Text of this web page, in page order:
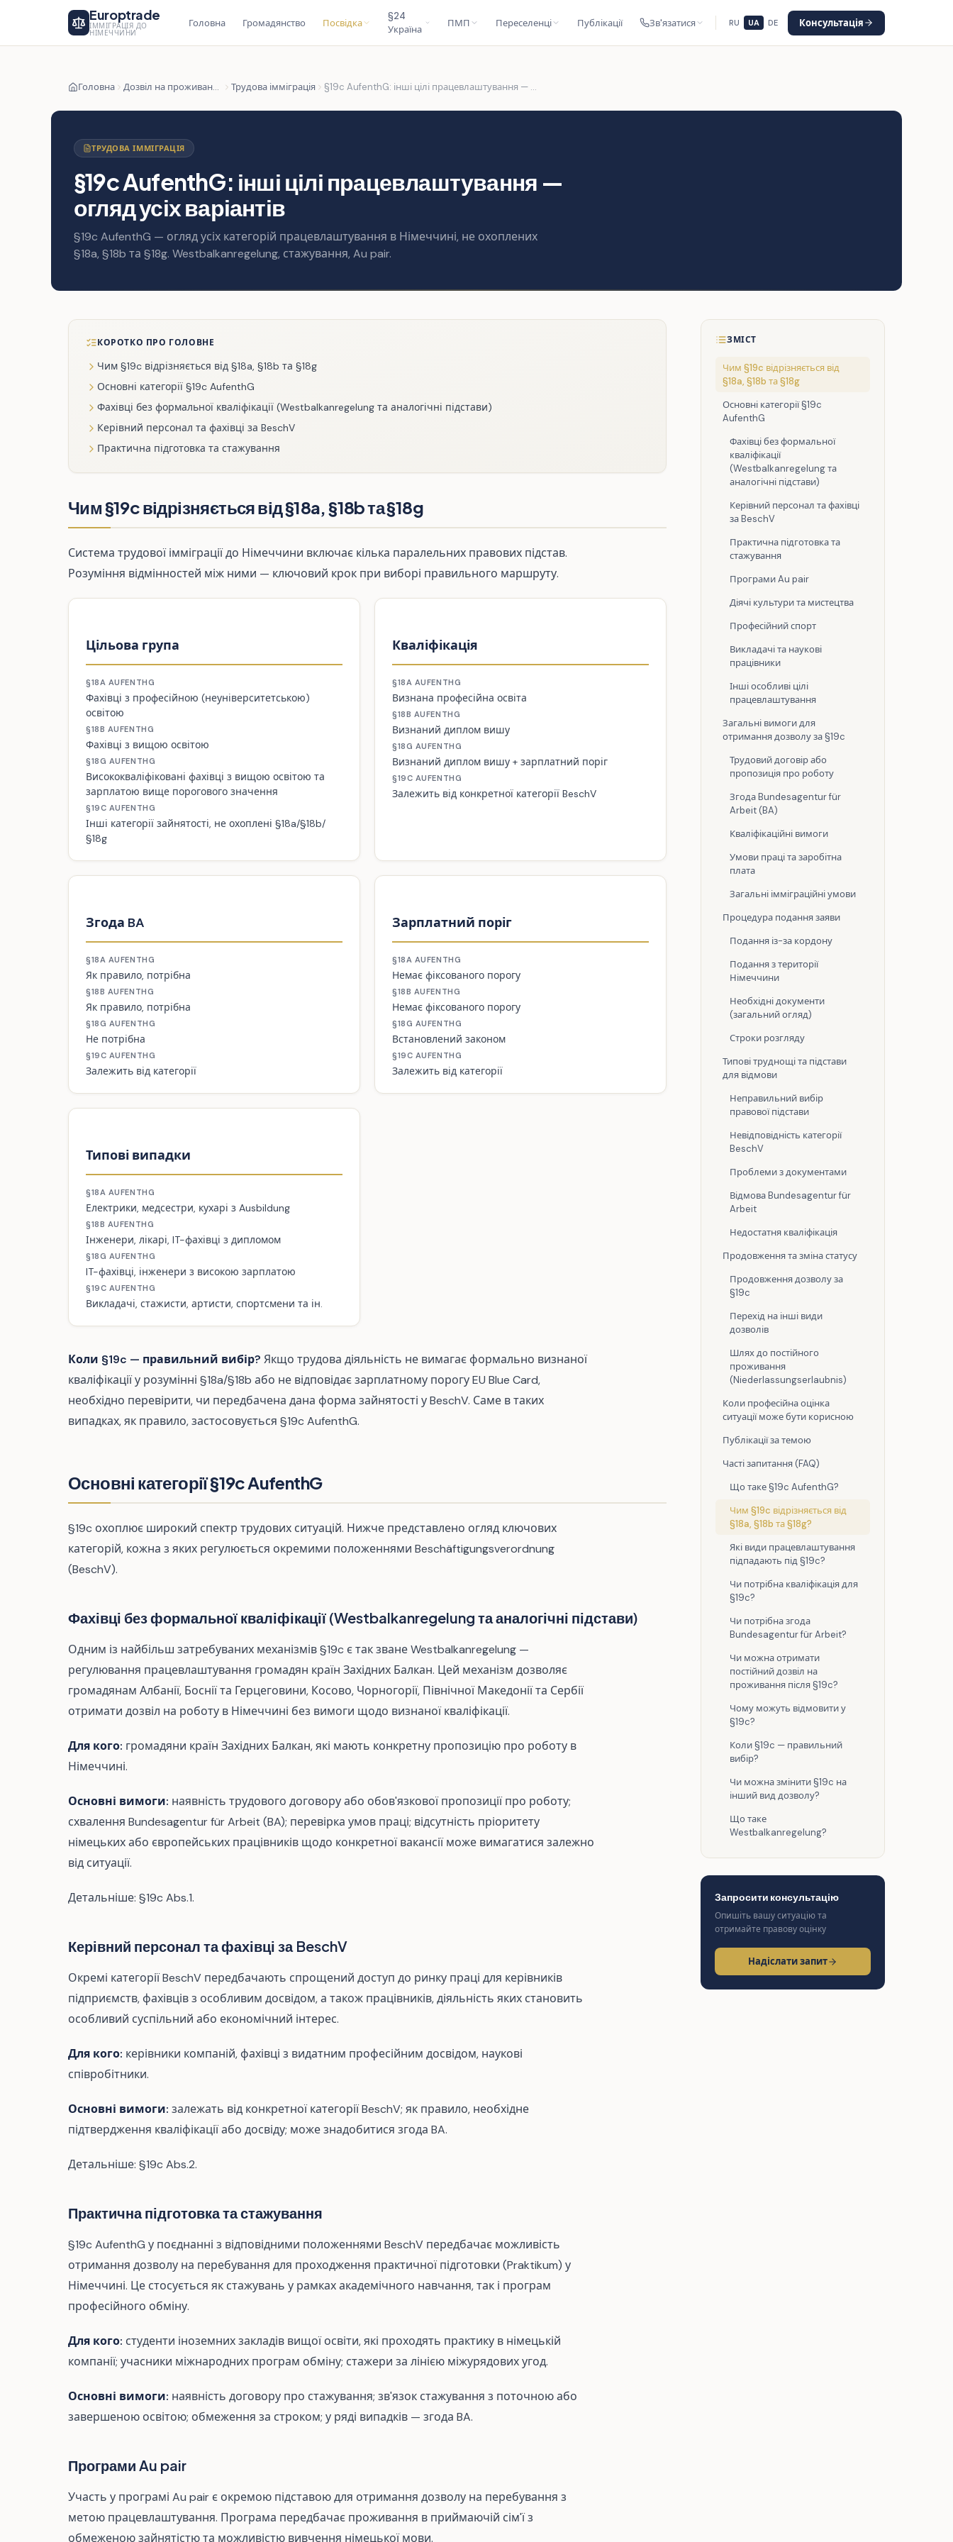
Europtrade
ІММІГРАЦІЯ ДО
НІМЕЧЧИНИ
Головна Громадянство Посвідка
§24
Україна
ПМП Переселенці Публікації Зв'язатися RU UA DE Консультація
Головна Дозвіл на проживання Трудова імміграція §19c AufenthG: інші цілі працевлаштування — огляд усіх варіантів
ТРУДОВА ІММІГРАЦІЯ
§19c AufenthG: інші цілі працевлаштування —
огляд усіх варіантів
§19c AufenthG — огляд усіх категорій працевлаштування в Німеччині, не охоплених
§18a, §18b та §18g. Westbalkanregelung, стажування, Au pair.
КОРОТКО ПРО ГОЛОВНЕ
Чим §19c відрізняється від §18a, §18b та §18g
Основні категорії §19c AufenthG
Фахівці без формальної кваліфікації (Westbalkanregelung та аналогічні підстави)
Керівний персонал та фахівці за BeschV
Практична підготовка та стажування
Чим §19c відрізняється від §18a, §18b та §18g
Система трудової імміграції до Німеччини включає кілька паралельних правових підстав.
Розуміння відмінностей між ними — ключовий крок при виборі правильного маршруту.
Цільова група
§18A AUFENTHG
Фахівці з професійною (неуніверситетською)
освітою
§18B AUFENTHG
Фахівці з вищою освітою
§18G AUFENTHG
Висококваліфіковані фахівці з вищою освітою та
зарплатою вище порогового значення
§19C AUFENTHG
Інші категорії зайнятості, не охоплені §18a/§18b/
§18g
Кваліфікація
§18A AUFENTHG
Визнана професійна освіта
§18B AUFENTHG
Визнаний диплом вишу
§18G AUFENTHG
Визнаний диплом вишу + зарплатний поріг
§19C AUFENTHG
Залежить від конкретної категорії BeschV
Згода BA
§18A AUFENTHG
Як правило, потрібна
§18B AUFENTHG
Як правило, потрібна
§18G AUFENTHG
Не потрібна
§19C AUFENTHG
Залежить від категорії
Зарплатний поріг
§18A AUFENTHG
Немає фіксованого порогу
§18B AUFENTHG
Немає фіксованого порогу
§18G AUFENTHG
Встановлений законом
§19C AUFENTHG
Залежить від категорії
Типові випадки
§18A AUFENTHG
Електрики, медсестри, кухарі з Ausbildung
§18B AUFENTHG
Інженери, лікарі, IT-фахівці з дипломом
§18G AUFENTHG
IT-фахівці, інженери з високою зарплатою
§19C AUFENTHG
Викладачі, стажисти, артисти, спортсмени та ін.
Коли §19c — правильний вибір? Якщо трудова діяльність не вимагає формально визнаної
кваліфікації у розумінні §18a/§18b або не відповідає зарплатному порогу EU Blue Card,
необхідно перевірити, чи передбачена дана форма зайнятості у BeschV. Саме в таких
випадках, як правило, застосовується §19c AufenthG.
Основні категорії §19c AufenthG
§19c охоплює широкий спектр трудових ситуацій. Нижче представлено огляд ключових
категорій, кожна з яких регулюється окремими положеннями Beschäftigungsverordnung
(BeschV).
Фахівці без формальної кваліфікації (Westbalkanregelung та аналогічні підстави)
Одним із найбільш затребуваних механізмів §19c є так зване Westbalkanregelung —
регулювання працевлаштування громадян країн Західних Балкан. Цей механізм дозволяє
громадянам Албанії, Боснії та Герцеговини, Косово, Чорногорії, Північної Македонії та Сербії
отримати дозвіл на роботу в Німеччині без вимоги щодо визнаної кваліфікації.
Для кого: громадяни країн Західних Балкан, які мають конкретну пропозицію про роботу в
Німеччині.
Основні вимоги: наявність трудового договору або обов'язкової пропозиції про роботу;
схвалення Bundesagentur für Arbeit (BA); перевірка умов праці; відсутність пріоритету
німецьких або європейських працівників щодо конкретної вакансії може вимагатися залежно
від ситуації.
Детальніше: §19c Abs.1.
Керівний персонал та фахівці за BeschV
Окремі категорії BeschV передбачають спрощений доступ до ринку праці для керівників
підприємств, фахівців з особливим досвідом, а також працівників, діяльність яких становить
особливий суспільний або економічний інтерес.
Для кого: керівники компаній, фахівці з видатним професійним досвідом, наукові
співробітники.
Основні вимоги: залежать від конкретної категорії BeschV; як правило, необхідне
підтвердження кваліфікації або досвіду; може знадобитися згода BA.
Детальніше: §19c Abs.2.
Практична підготовка та стажування
§19c AufenthG у поєднанні з відповідними положеннями BeschV передбачає можливість
отримання дозволу на перебування для проходження практичної підготовки (Praktikum) у
Німеччині. Це стосується як стажувань у рамках академічного навчання, так і програм
професійного обміну.
Для кого: студенти іноземних закладів вищої освіти, які проходять практику в німецькій
компанії; учасники міжнародних програм обміну; стажери за лінією міжурядових угод.
Основні вимоги: наявність договору про стажування; зв'язок стажування з поточною або
завершеною освітою; обмеження за строком; у ряді випадків — згода BA.
Програми Au pair
Участь у програмі Au pair є окремою підставою для отримання дозволу на перебування з
метою працевлаштування. Програма передбачає проживання в приймаючій сім'ї з
обмеженою зайнятістю та можливістю вивчення німецької мови.
ЗМІСТ
Чим §19c відрізняється від
§18a, §18b та §18g
Основні категорії §19c
AufenthG
Фахівці без формальної
кваліфікації
(Westbalkanregelung та
аналогічні підстави)
Керівний персонал та фахівці
за BeschV
Практична підготовка та
стажування
Програми Au pair
Діячі культури та мистецтва
Професійний спорт
Викладачі та наукові
працівники
Інші особливі цілі
працевлаштування
Загальні вимоги для
отримання дозволу за §19c
Трудовий договір або
пропозиція про роботу
Згода Bundesagentur für
Arbeit (BA)
Кваліфікаційні вимоги
Умови праці та заробітна
плата
Загальні імміграційні умови
Процедура подання заяви
Подання із-за кордону
Подання з території
Німеччини
Необхідні документи
(загальний огляд)
Строки розгляду
Типові труднощі та підстави
для відмови
Неправильний вибір
правової підстави
Невідповідність категорії
BeschV
Проблеми з документами
Відмова Bundesagentur für
Arbeit
Недостатня кваліфікація
Продовження та зміна статусу
Продовження дозволу за
§19c
Перехід на інші види
дозволів
Шлях до постійного
проживання
(Niederlassungserlaubnis)
Коли професійна оцінка
ситуації може бути корисною
Публікації за темою
Часті запитання (FAQ)
Що таке §19c AufenthG?
Чим §19c відрізняється від
§18a, §18b та §18g?
Які види працевлаштування
підпадають під §19c?
Чи потрібна кваліфікація для
§19c?
Чи потрібна згода
Bundesagentur für Arbeit?
Чи можна отримати
постійний дозвіл на
проживання після §19c?
Чому можуть відмовити у
§19c?
Коли §19c — правильний
вибір?
Чи можна змінити §19c на
інший вид дозволу?
Що таке
Westbalkanregelung?
Запросити консультацію
Опишіть вашу ситуацію та
отримайте правову оцінку
Надіслати запит